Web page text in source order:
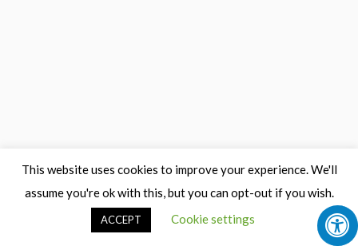
This website uses cookies to improve your experience. We'll
assume you're ok with this, but you can opt-out if you wish.
Cookie settings
ACCEPT